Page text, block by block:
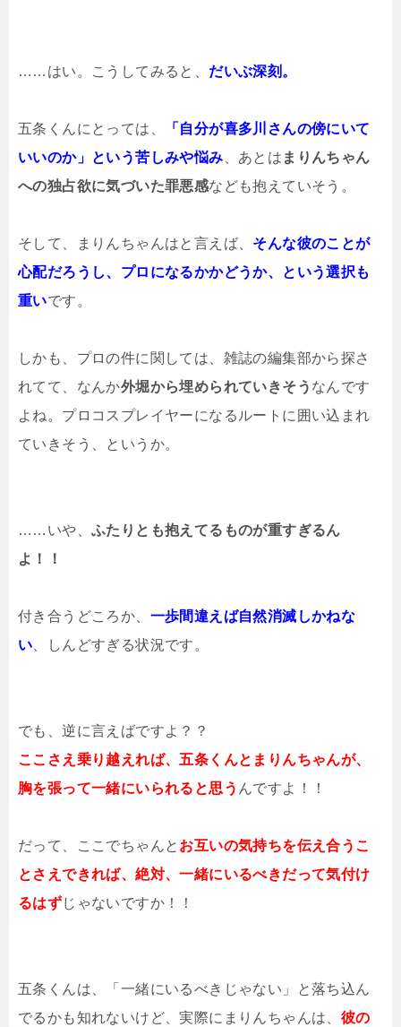
……はい。こうしてみると、 だいぶ深刻。
五条くんにとっては、
「自分が喜多川さんの傍にいて
いいのか」という苦しみや悩み 、あとは まりんちゃん
への独占欲に気づいた罪悪感なども抱えていそう。
そして、まりんちゃんはと言えば、 そんな彼のことが
心配だろうし、プロになるかかどうか、という選択も
重いです。
しかも、プロの件に関しては、雑誌の編集部から探さ
れてて、なんか外堀から埋められていきそう なんです
よね。プロコスプレイヤーになるルートに囲い込まれ
ていきそう、というか。
……いや、 ふたりとも抱えてるものが重すぎるん
よ！！
付き合うどころか、 一歩間違えば自然消滅しかねな
い 、しんどすぎる状況です。
でも、逆に言えばですよ？？
ここさえ乗り越えれば、五条くんとまりんちゃんが、
胸を張って一緒にいられると思う んですよ！！
だって、ここでちゃんと お互いの気持ちを伝え合うこ
とさえできれば、絶対、一緒にいるべきだって気付け
るはずじゃないですか！！
五条くんは、「一緒にいるべきじゃない」と落ち込ん
でるかも知れないけど、実際にまりんちゃんは、 彼の